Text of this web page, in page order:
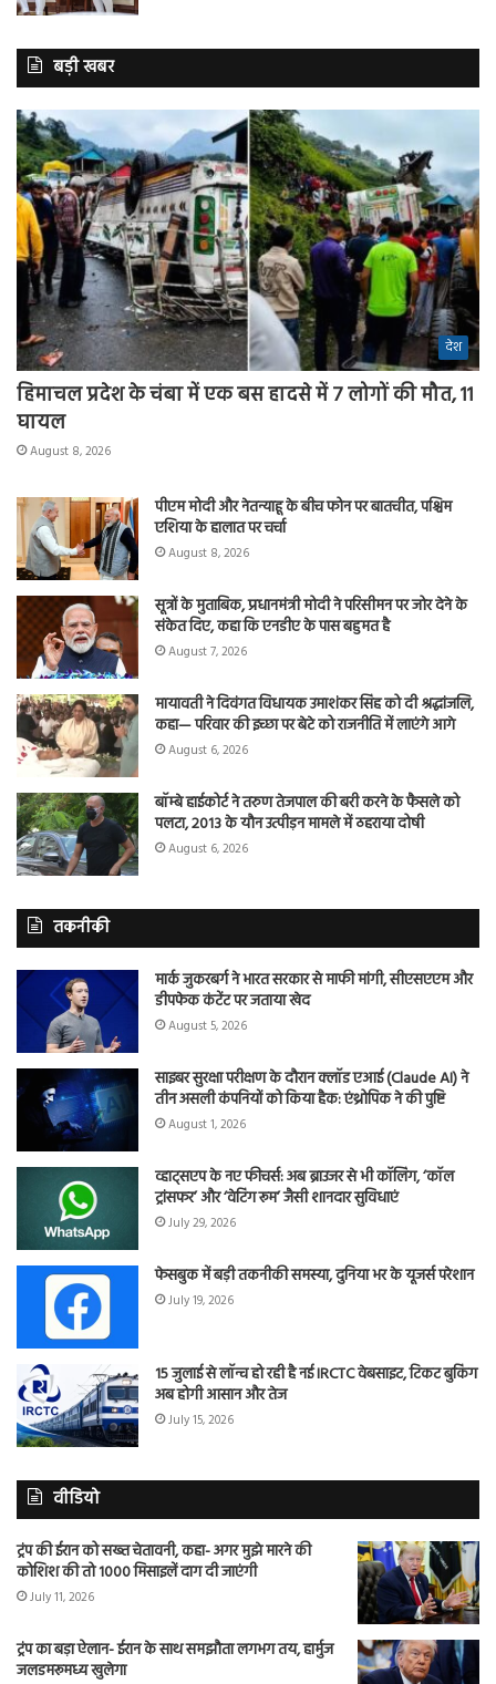
बड़ी खबर
देश
हिमाचल प्रदेश के चंबा में एक बस हादसे में 7 लोगों की मौत, 11
घायल
August 8, 2026
पीएम मोदी और नेतन्याहू के बीच फोन पर बातचीत, पश्चिम
एशिया के हालात पर चर्चा
August 8, 2026
सूत्रों के मुताबिक, प्रधानमंत्री मोदी ने परिसीमन पर जोर देने के
संकेत दिए, कहा कि एनडीए के पास बहुमत है
August 7, 2026
मायावती ने दिवंगत विधायक उमाशंकर सिंह को दी श्रद्धांजलि,
कहा— परिवार की इच्छा पर बेटे को राजनीति में लाएंगे आगे
August 6, 2026
बॉम्बे हाईकोर्ट ने तरुण तेजपाल की बरी करने के फैसले को
पलटा, 2013 के यौन उत्पीड़न मामले में ठहराया दोषी
August 6, 2026
तकनीकी
मार्क जुकरबर्ग ने भारत सरकार से माफी मांगी, सीएसएएम और
डीपफेक कंटेंट पर जताया खेद
August 5, 2026
साइबर सुरक्षा परीक्षण के दौरान क्लॉड एआई (Claude AI) ने
तीन असली कंपनियों को किया हैक: एंथ्रोपिक ने की पुष्टि
August 1, 2026
व्हाट्सएप के नए फीचर्स: अब ब्राउजर से भी कॉलिंग, ‘कॉल
ट्रांसफर’ और ‘वेटिंग रूम’ जैसी शानदार सुविधाएं
July 29, 2026
फेसबुक में बड़ी तकनीकी समस्या, दुनिया भर के यूजर्स परेशान
July 19, 2026
15 जुलाई से लॉन्च हो रही है नई IRCTC वेबसाइट, टिकट बुकिंग
अब होगी आसान और तेज
July 15, 2026
वीडियो
ट्रंप की ईरान को सख्त चेतावनी, कहा- अगर मुझे मारने की
कोशिश की तो 1000 मिसाइलें दाग दी जाएंगी
July 11, 2026
ट्रंप का बड़ा ऐलान- ईरान के साथ समझौता लगभग तय, हार्मुज
जलडमरूमध्य खुलेगा